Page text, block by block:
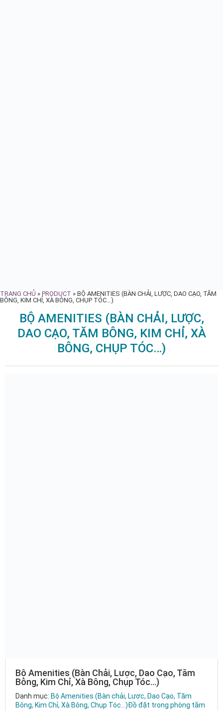
TRANG CHỦ » PRODUCT » BỘ AMENITIES (BÀN CHẢI, LƯỢC, DAO CẠO, TĂM
BÔNG, KIM CHỈ, XÀ BÔNG, CHỤP TÓC…)
BỘ AMENITIES (BÀN CHẢI, LƯỢC,
DAO CẠO, TĂM BÔNG, KIM CHỈ, XÀ
BÔNG, CHỤP TÓC…)
Bộ Amenities (Bàn Chải, Lược, Dao Cạo, Tăm
Bông, Kim Chỉ, Xà Bông, Chụp Tóc…)
Danh mục: Bộ Amenities (Bàn chải, Lược, Dao Cạo, Tăm
Bông, Kim Chỉ, Xà Bông, Chụp Tóc...)Đồ đặt trong phòng tắm